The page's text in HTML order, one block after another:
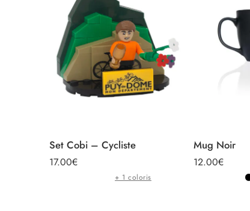
Set Cobi – Cycliste
17.00€
+ 1 coloris
Mug Noir
12.00€